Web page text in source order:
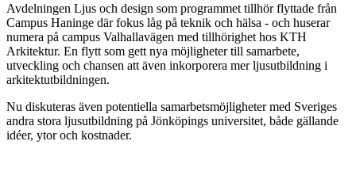
Avdelningen Ljus och design som programmet tillhör flyttade från
Campus Haninge där fokus låg på teknik och hälsa - och huserar
numera på campus Valhallavägen med tillhörighet hos KTH
Arkitektur. En flytt som gett nya möjligheter till samarbete,
utveckling och chansen att även inkorporera mer ljusutbildning i
arkitektutbildningen.
Nu diskuteras även potentiella samarbetsmöjligheter med Sveriges
andra stora ljusutbildning på Jönköpings universitet, både gällande
idéer, ytor och kostnader.